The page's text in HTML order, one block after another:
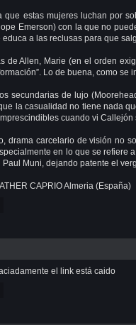
que estas mujeres luchan por
Emerson) con la que no
educa a las reclusas para que
de Allen, Marie (en el orden
Lo de buena, como se
secundarias de lujo
la casualidad no tiene nada
cuando vi Callejón
drama carcelario de visión no
en lo que se refiere
Paul Muni, dejando patente el
CAPRIO Almeria (España)
el link está caido